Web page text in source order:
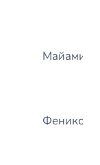
Майами
Феникс